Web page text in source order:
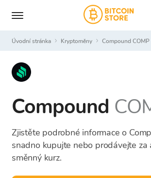
Úvodní stránka Kryptoměny Compound COMP
Compound
Zjistěte podrobné informace o
snadno kupujte nebo prodávejte za
směnný kurz.